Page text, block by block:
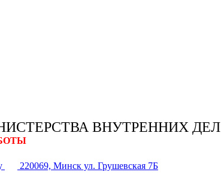
ВНУТРЕННИХ ДЕЛ
220069, Минск ул. Грушевская 7Б